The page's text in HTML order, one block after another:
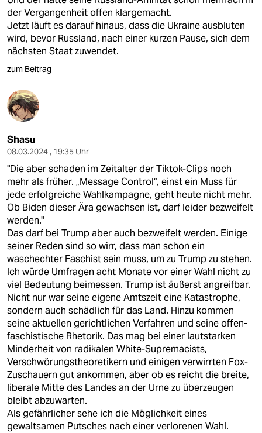
der Vergangenheit offen klargemacht.
Jetzt läuft es darauf hinaus, dass die Ukraine ausbluten
wird, bevor Russland, nach einer kurzen Pause, sich dem
nächsten Staat zuwendet.
zum Beitrag
Shasu
08.03.2024 , 19:35 Uhr
"Die aber schaden im Zeitalter der Tiktok-Clips noch
mehr als früher. „Message Control“, einst ein Muss für
jede erfolgreiche Wahlkampagne, geht heute nicht mehr.
Ob Biden dieser Ära gewachsen ist, darf leider bezweifelt
werden."
Das darf bei Trump aber auch bezweifelt werden. Einige
seiner Reden sind so wirr, dass man schon ein
waschechter Faschist sein muss, um zu Trump zu stehen.
Ich würde Umfragen acht Monate vor einer Wahl nicht zu
viel Bedeutung beimessen. Trump ist äußerst angreifbar.
Nicht nur war seine eigene Amtszeit eine Katastrophe,
sondern auch schädlich für das Land. Hinzu kommen
seine aktuellen gerichtlichen Verfahren und seine offen-
faschistische Rhetorik. Das mag bei einer lautstarken
Minderheit von radikalen White-Supremacists,
Verschwörungstheoretikern und einigen verwirrten Fox-
Zuschauern gut ankommen, aber ob es reicht die breite,
liberale Mitte des Landes an der Urne zu überzeugen
bleibt abzuwarten.
Als gefährlicher sehe ich die Möglichkeit eines
gewaltsamen Putsches nach einer verlorenen Wahl.